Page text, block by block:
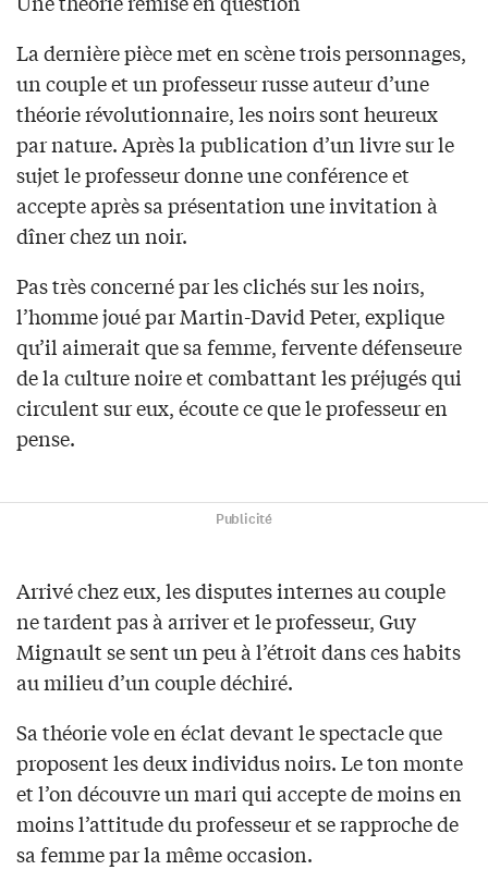
La dernière pièce met en scène trois personnages,
un couple et un professeur russe auteur d’une
théorie révolutionnaire, les noirs sont heureux
par nature. Après la publication d’un livre sur le
sujet le professeur donne une conférence et
accepte après sa présentation une invitation à
dîner chez un noir.
Pas très concerné par les clichés sur les noirs,
l’homme joué par Martin-David Peter, explique
qu’il aimerait que sa femme, fervente défenseure
de la culture noire et combattant les préjugés qui
circulent sur eux, écoute ce que le professeur en
pense.
Publicité
Arrivé chez eux, les disputes internes au couple
ne tardent pas à arriver et le professeur, Guy
Mignault se sent un peu à l’étroit dans ces habits
au milieu d’un couple déchiré.
Sa théorie vole en éclat devant le spectacle que
proposent les deux individus noirs. Le ton monte
et l’on découvre un mari qui accepte de moins en
moins l’attitude du professeur et se rapproche de
sa femme par la même occasion.